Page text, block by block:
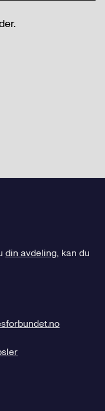
din avdeling, kan du